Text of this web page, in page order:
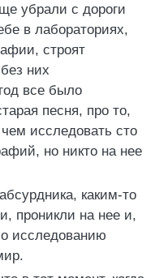
убрали с дороги
в лабораториях,
строят
них
все было
песня, про то,
исследовать сто
но никто на нее
каким-то
проникли на нее и,
исследованию